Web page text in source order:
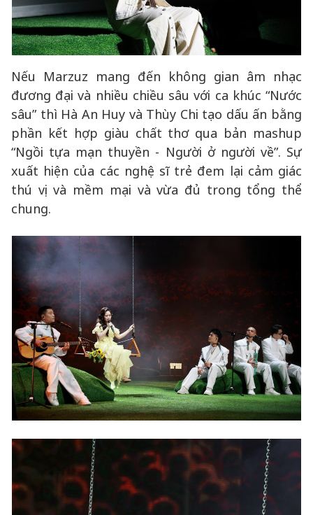
Nếu Marzuz mang đến không gian âm nhạc
đương đại và nhiều chiều sâu với ca khúc “Nước
sâu” thì Hà An Huy và Thùy Chi tạo dấu ấn bằng
phần kết hợp giàu chất thơ qua bản mashup
“Ngồi tựa mạn thuyền - Người ở người về”. Sự
xuất hiện của các nghệ sĩ trẻ đem lại cảm giác
thú vị và mềm mại và vừa đủ trong tổng thể
chung.